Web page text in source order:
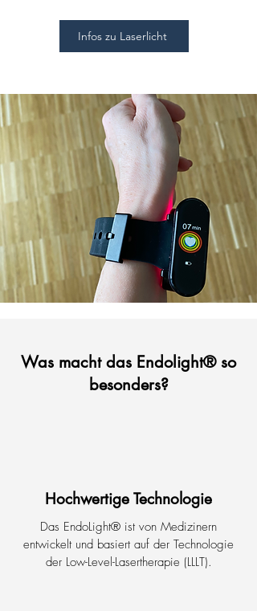
Infos zu Laserlicht
Was macht das Endolight®so
besonders?
Hochwertige Technologie
Das EndoLight® ist von Medizinern
entwickelt und basiert auf der Technologie
der Low-Level-Lasertherapie (LLLT).